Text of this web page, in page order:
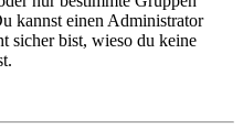
kannst einen Administrator
sicher bist, wieso du keine